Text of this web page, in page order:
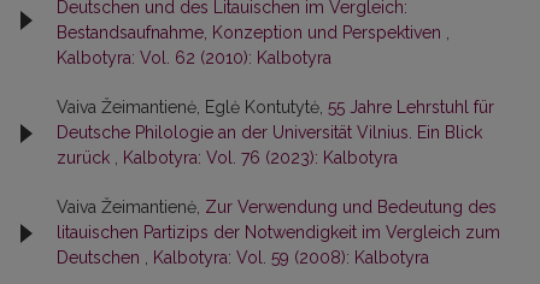
Deutschen und des Litauischen im Vergleich:
Bestandsaufnahme, Konzeption und Perspektiven
Kalbotyra: Vol. 62 (2010): Kalbotyra
Vaiva Žeimantienė, Eglė Kontutytė, 55 Jahre Lehrstuhl für
Deutsche Philologie an der Universität Vilnius. Ein Blick
zurück
Kalbotyra: Vol. 76 (2023): Kalbotyra
Vaiva Žeimantienė, Zur Verwendung und Bedeutung des
litauischen Partizips der Notwendigkeit im Vergleich zum
Deutschen
Kalbotyra: Vol. 59 (2008): Kalbotyra